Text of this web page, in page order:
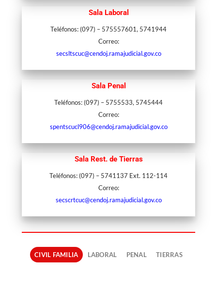
Sala Laboral
Teléfonos: (097) – 575557601, 5741944
Correo:
secsltscuc@cendoj.ramajudicial.gov.co
Sala Penal
Teléfonos: (097) – 5755533, 5745444
Correo:
spentscucl906@cendoj.ramajudicial.gov.co
Sala Rest. de Tierras
Teléfonos: (097) – 5741137 Ext. 112-114
Correo:
secscrtcuc@cendoj.ramajudicial.gov.co
CIVIL FAMILIA LABORAL PENAL TIERRAS